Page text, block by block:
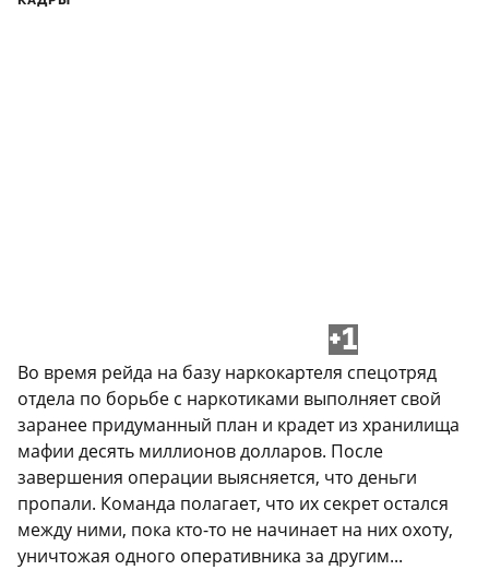
+1
Во время рейда на базу наркокартеля спецотряд
отдела по борьбе с наркотиками выполняет свой
заранее придуманный план и крадет из хранилища
мафии десять миллионов долларов. После
завершения операции выясняется, что деньги
пропали. Команда полагает, что их секрет остался
между ними, пока кто-то не начинает на них охоту,
уничтожая одного оперативника за другим...